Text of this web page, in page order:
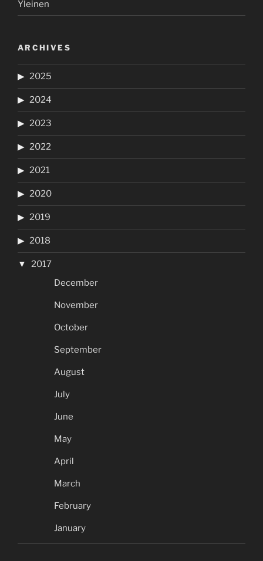
Yleinen
ARCHIVES
2025
2024
2023
2022
2021
2020
2019
2018
2017
December
November
October
September
August
July
June
May
April
March
February
January